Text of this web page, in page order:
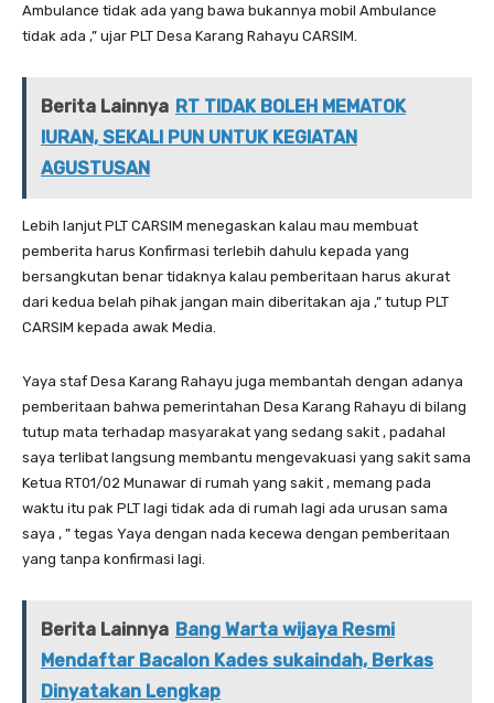
Ambulance tidak ada yang bawa bukannya mobil Ambulance
tidak ada ,” ujar PLT Desa Karang Rahayu CARSIM.
Berita Lainnya RT TIDAK BOLEH MEMATOK
IURAN, SEKALI PUN UNTUK KEGIATAN
AGUSTUSAN
Lebih lanjut PLT CARSIM menegaskan kalau mau membuat
pemberita harus Konfirmasi terlebih dahulu kepada yang
bersangkutan benar tidaknya kalau pemberitaan harus akurat
dari kedua belah pihak jangan main diberitakan aja ,” tutup PLT
CARSIM kepada awak Media.
Yaya staf Desa Karang Rahayu juga membantah dengan adanya
pemberitaan bahwa pemerintahan Desa Karang Rahayu di bilang
tutup mata terhadap masyarakat yang sedang sakit , padahal
saya terlibat langsung membantu mengevakuasi yang sakit sama
Ketua RT01/02 Munawar di rumah yang sakit , memang pada
waktu itu pak PLT lagi tidak ada di rumah lagi ada urusan sama
saya , ” tegas Yaya dengan nada kecewa dengan pemberitaan
yang tanpa konfirmasi lagi.
Berita Lainnya Bang Warta wijaya Resmi
Mendaftar Bacalon Kades sukaindah, Berkas
Dinyatakan Lengkap